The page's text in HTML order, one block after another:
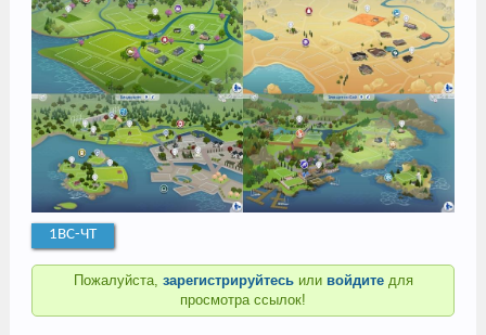
1ВС-ЧТ
Пожалуйста, зарегистрируйтесьили войдите для
просмотра ссылок!